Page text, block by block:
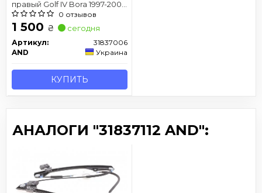
правый Golf IV Bora 1997-2005
электро без карты
0 отзывов
1 500 ₴ сегодня
Артикул:
31837006
AND
Украина
КУПИТЬ
АНАЛОГИ "31837112 AND":